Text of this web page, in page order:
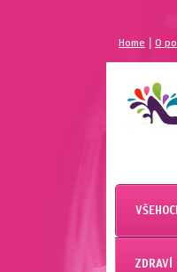
Home |O
ZDRAVÍ